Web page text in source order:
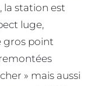
la station est
luge,
gros point
» mais aussi